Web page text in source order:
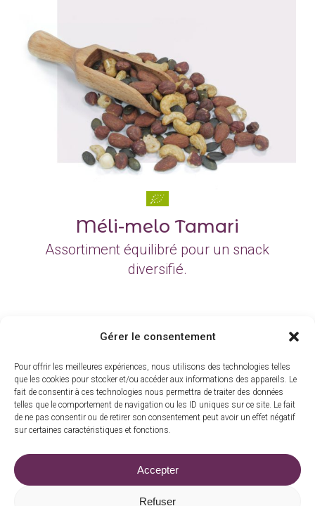
Gérer le consentement
Pour offrir les meilleures expériences, nous utilisons des technologies telles
que les cookies pour stocker et/ou accéder aux informations des appareils. Le
fait de consentir à ces technologies nous permettra de traiter des données
telles que le comportement de navigation ou les ID uniques sur ce site. Le fait
de ne pas consentir ou de retirer son consentement peut avoir un effet négatif
sur certaines caractéristiques et fonctions.
Accepter
Refuser
Méli-melo Tamari
Assortiment équilibré pour un snack
diversifié.
Toute la gamme
La barrade, 15210 Madic
commande@moulindarche.com